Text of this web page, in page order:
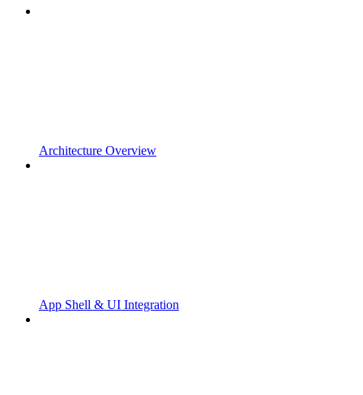
Architecture Overview
App Shell & UI Integration